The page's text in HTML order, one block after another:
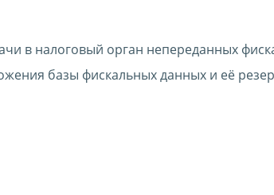
в налоговый орган непереданных
базы фискальных данных и её